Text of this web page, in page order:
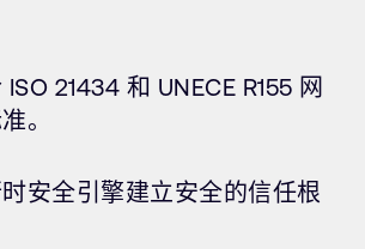
21434 和 UNECE R155 网
。
安全引擎建立安全的信任根